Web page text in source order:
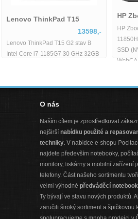
Lenovo ThinkPad T15
Lenovo ThinkPad T15 G2
Intel Core i7-1185G7 30 GHz
O nás
Naším cílem je zprostředkovat
nejširšínabídku použité a
techniky. V nabídce e-shopu
najdete především notebooky,
monitory, tiskárny a mobilní zařízení
telefony. Část našeho sortimentu
velmi výhodnépředváděcí
Ty bývají ve stavu nových produktů.
zaručili široký sortiment a špičkovou